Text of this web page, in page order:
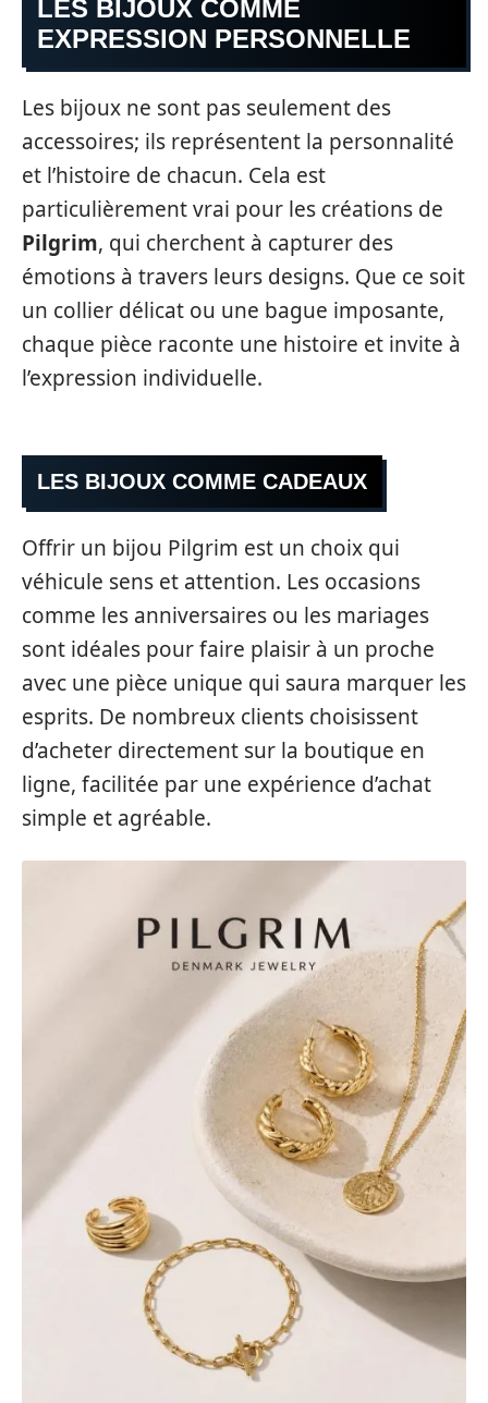
LES BIJOUX COMME
EXPRESSION PERSONNELLE
Les bijoux ne sont pas seulement des
accessoires; ils représentent la personnalité
et l’histoire de chacun. Cela est
particulièrement vrai pour les créations de
Pilgrim, qui cherchent à capturer des
émotions à travers leurs designs. Que ce soit
un collier délicat ou une bague imposante,
chaque pièce raconte une histoire et invite à
l’expression individuelle.
LES BIJOUX COMME CADEAUX
Offrir un bijou Pilgrim est un choix qui
véhicule sens et attention. Les occasions
comme les anniversaires ou les mariages
sont idéales pour faire plaisir à un proche
avec une pièce unique qui saura marquer les
esprits. De nombreux clients choisissent
d’acheter directement sur la boutique en
ligne, facilitée par une expérience d’achat
simple et agréable.